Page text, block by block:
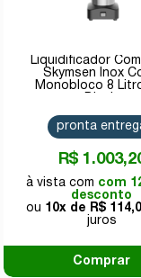
Liquidificador
Skymsen Inox
Monobloco 8
R$
com
desconto
10x de
R$
pronta
Comprar